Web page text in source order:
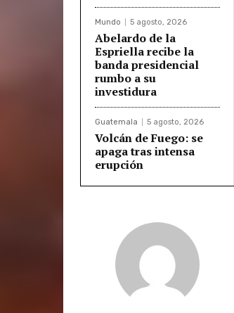
Mundo 5 agosto, 2026
Abelardo de la
Espriella recibe la
banda presidencial
rumbo a su
investidura
Guatemala 5 agosto, 2026
Volcán de Fuego: se
apaga tras intensa
erupción